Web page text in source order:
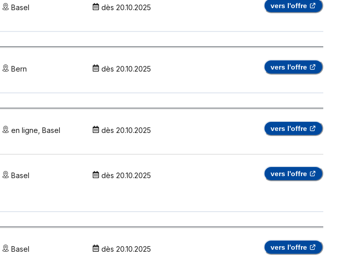
Basel dès 20.10.2025 vers l'offre
Bern dès 20.10.2025 vers l'offre
en ligne ,Basel dès 20.10.2025 vers l'offre
Basel dès 20.10.2025 vers l'offre
Basel dès 20.10.2025 vers l'offre